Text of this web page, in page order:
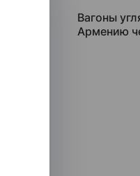
Вагоны
Армению